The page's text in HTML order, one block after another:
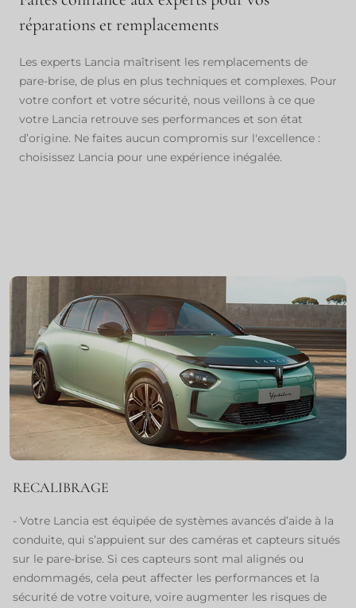
votre réparateur agréé Lancia est la première personne à
contacter. Nos techniciens spécialisés effectueront la
réparation ou le remplacement rapidement, afin d'éviter
toute mauvaise surprise et de minimiser les perturbations
dans votre journée.
PRENDRE RENDEZ-VOUS
réparations et remplacements
Les experts Lancia maîtrisent les remplacements de
pare-brise, de plus en plus techniques et complexes. Pour
votre confort et votre sécurité, nous veillons à ce que
votre Lancia retrouve ses performances et son état
d’origine. Ne faites aucun compromis sur l'excellence :
choisissez Lancia pour une expérience inégalée.
RECALIBRAGE
- Votre Lancia est équipée de systèmes avancés d’aide à la
conduite, qui s’appuient sur des caméras et capteurs situés
sur le pare-brise. Si ces capteurs sont mal alignés ou
endommagés, cela peut affecter les performances et la
sécurité de votre voiture, voire augmenter les risques de